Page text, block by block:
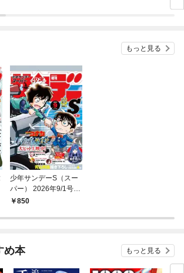
もっと見る
少年サンデーS（スー
パー） 2026年9/1号(2
026年7月24日)
850
め本 もっと見る